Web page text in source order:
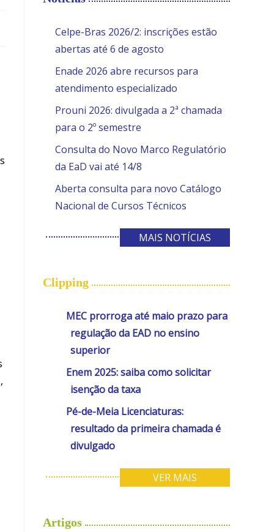
Celpe-Bras 2026/2: inscrições estão
abertas até 6 de agosto
Enade 2026 abre recursos para
atendimento especializado
Prouni 2026: divulgada a 2ª chamada
para o 2º semestre
Consulta do Novo Marco Regulatório
da EaD vai até 14/8
Aberta consulta para novo Catálogo
Nacional de Cursos Técnicos
MAIS NOTÍCIAS
Clipping
MEC prorroga até maio prazo para
regulação da EAD no ensino
superior
Enem 2025: saiba como solicitar
isenção da taxa
Pé-de-Meia Licenciaturas:
resultado da primeira chamada é
divulgado
VER MAIS
Artigos